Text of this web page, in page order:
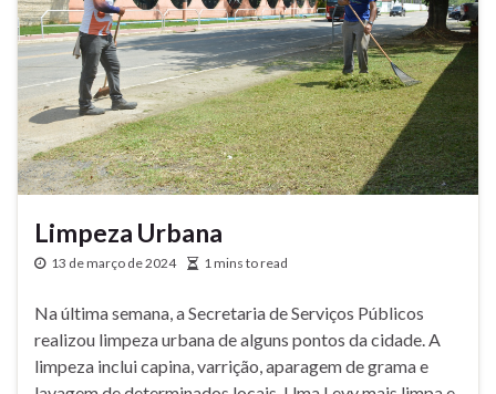
Limpeza Urbana
13 de março de 2024 1 mins to read
Na última semana, a Secretaria de Serviços Públicos
realizou limpeza urbana de alguns pontos da cidade. A
limpeza inclui capina, varrição, aparagem de grama e